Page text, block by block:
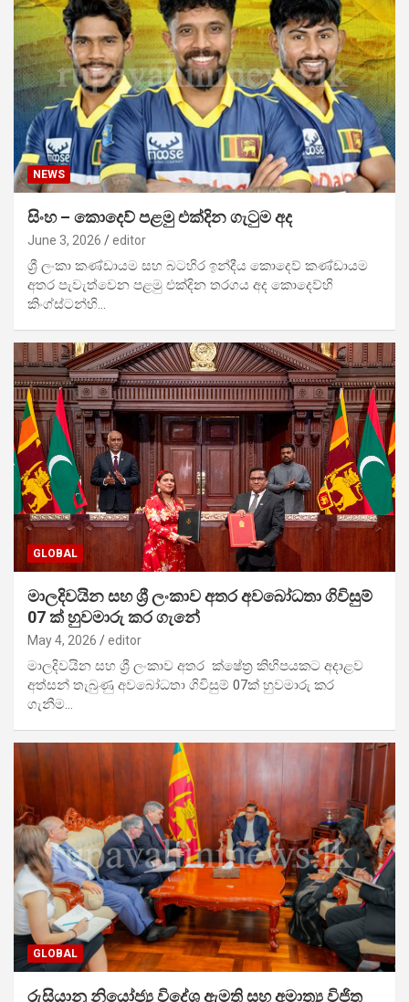
NEWS
සිංහ – කොදෙව් පළමු එක්දින ගැටුම අද
June 3, 2026 editor
ශ්‍රී ලංකා කණ්ඩායම සහ බටහිර ඉන්දීය කොදෙව් කණ්ඩායම
අතර පැවැත්වෙන පළමු එක්දින තරගය අද කොදෙව්හි
කිංග්ස්ටන්හි…
GLOBAL
මාලදිවයින සහ ශ්‍රී ලංකාව අතර අවබෝධතා ගිවිසුම්
07 ක් හුවමාරු කර ගැනේ
May 4, 2026 editor
මාලදිවයින සහ ශ්‍රී ලංකාව අතර ක්ෂේත්‍ර කිහිපයකට අදාළව
අත්සන් තැබුණු අවබෝධතා ගිවිසුම් 07ක් හුවමාරු කර
ගැනීම…
GLOBAL
රුසියානු නියෝජ්‍ය විදේශ ඇමති සහ අමාත්‍ය විජිත